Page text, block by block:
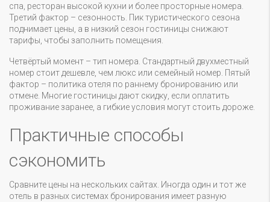
спа, ресторан высокой кухни и более просторные номера.
Третий фактор – сезонность. Пик туристического сезона
поднимает цены, а в низкий сезон гостиницы снижают
тарифы, чтобы заполнить помещения.
Четвёртый момент – тип номера. Стандартный двухместный
номер стоит дешевле, чем люкс или семейный номер. Пятый
фактор – политика отеля по раннему бронированию или
отмене. Многие гостиницы дают скидку, если оплатить
проживание заранее, а гибкие условия могут стоить дороже.
Практичные способы
сэкономить
Сравните цены на нескольких сайтах. Иногда один и тот же
отель в разных системах бронирования имеет разную